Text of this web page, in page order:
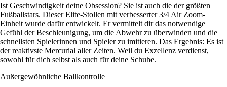
Ist Geschwindigkeit deine Obsession? Sie ist auch die der größten
Fußballstars. Dieser Elite-Stollen mit verbesserter 3/4 Air Zoom-
Einheit wurde dafür entwickelt. Er vermittelt dir das notwendige
Gefühl der Beschleunigung, um die Abwehr zu überwinden und die
schnellsten Spielerinnen und Spieler zu imitieren. Das Ergebnis: Es ist
der reaktivste Mercurial aller Zeiten. Weil du Exzellenz verdienst,
sowohl für dich selbst als auch für deine Schuhe.
Außergewöhnliche Ballkontrolle